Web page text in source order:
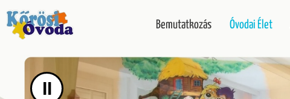
UGRÁS A TARTALOMHOZ
Bemutatkozás Óvodai Élet
II